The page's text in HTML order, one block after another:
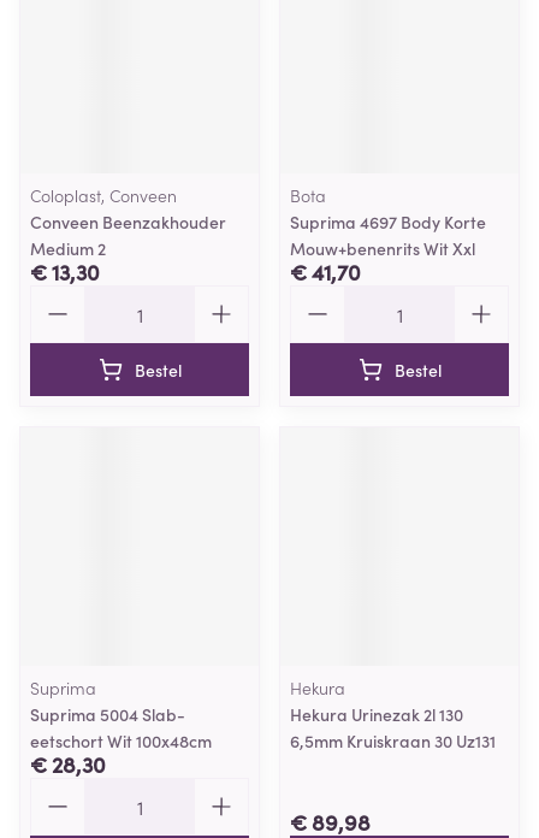
Coloplast, Conveen
Conveen Beenzakhouder
Medium 2
€ 13,30
Bestel
Bota
Suprima 4697 Body Korte
Mouw+benenrits Wit Xxl
€ 41,70
Bestel
Suprima
Suprima 5004 Slab-
eetschort Wit 100x48cm
€ 28,30
Hekura
Hekura Urinezak 2l 130
6,5mm Kruiskraan 30 Uz131
€ 89,98